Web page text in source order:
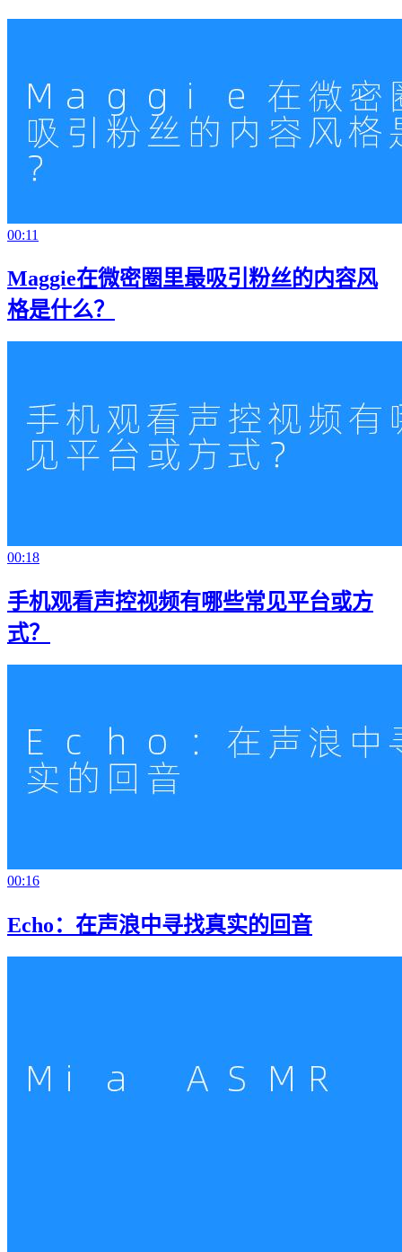
00:11
Maggie在微密圈里最吸引粉丝的内容风
格是什么？
00:18
手机观看声控视频有哪些常见平台或方
式？
00:16
Echo：在声浪中寻找真实的回音